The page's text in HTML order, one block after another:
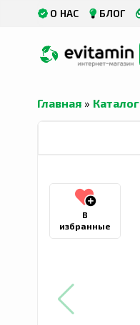
О НАС БЛОГ
Главная » Каталог
В
избранные